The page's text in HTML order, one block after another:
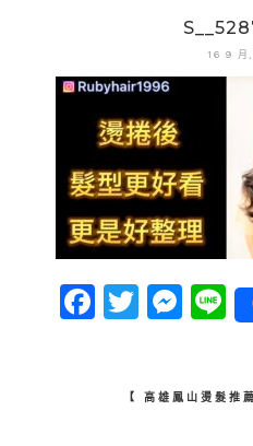
16 9 月
【 高雄鳳山燙髮推